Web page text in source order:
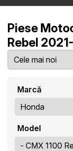
Piese
Rebel
Marcă
Model